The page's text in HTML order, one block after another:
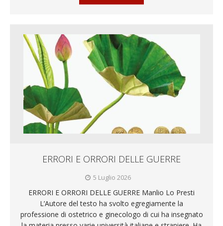
ERRORI E ORRORI DELLE GUERRE
5 Luglio 2026
ERRORI E ORRORI DELLE GUERRE Manlio Lo Presti
L’Autore del testo ha svolto egregiamente la
professione di ostetrico e ginecologo di cui ha insegnato